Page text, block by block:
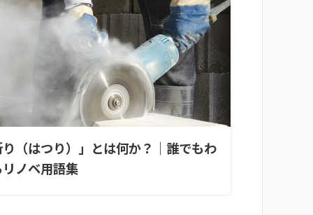
（はつり）」とは何か？｜誰でもわ
ノベ用語集